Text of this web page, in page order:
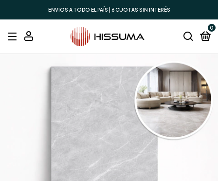
ENVIOS A TODO EL PAÍS | 6 CUOTAS SIN INTERÉS
0